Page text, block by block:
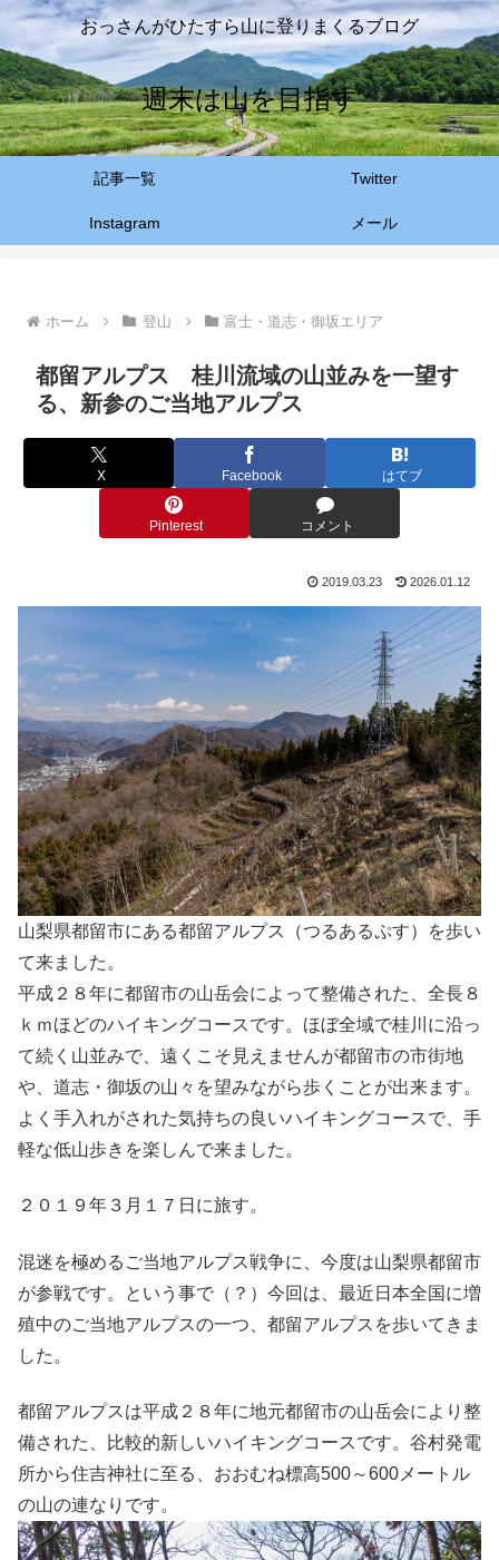
おっさんがひたすら山に登りまくるブログ
週末は山を目指す
記事一覧 Twitter
Instagram メール
ホーム 登山 富士・道志・御坂エリア
都留アルプス 桂川流域の山並みを一望す
る、新参のご当地アルプス
X Facebook はてブ
Pinterest コメント
2019.03.23 2026.01.12
山梨県都留市にある都留アルプス（つるあるぷす）を歩い
て来ました。
平成２８年に都留市の山岳会によって整備された、全長８
ｋｍほどのハイキングコースです。ほぼ全域で桂川に沿っ
て続く山並みで、遠くこそ見えませんが都留市の市街地
や、道志・御坂の山々を望みながら歩くことが出来ます。
よく手入れがされた気持ちの良いハイキングコースで、手
軽な低山歩きを楽しんで来ました。
２０１９年３月１７日に旅す。
混迷を極めるご当地アルプス戦争に、今度は山梨県都留市
が参戦です。という事で（？）今回は、最近日本全国に増
殖中のご当地アルプスの一つ、都留アルプスを歩いてきま
した。
都留アルプスは平成２８年に地元都留市の山岳会により整
備された、比較的新しいハイキングコースです。谷村発電
所から住吉神社に至る、おおむね標高500～600メートル
の山の連なりです。